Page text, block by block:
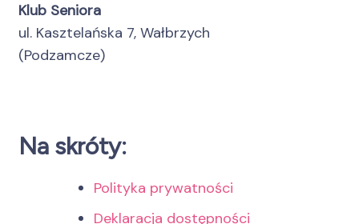
Klub Seniora
ul. Kasztelańska 7, Wałbrzych
(Podzamcze)
Na skróty:
Polityka prywatności
Deklaracja dostępności